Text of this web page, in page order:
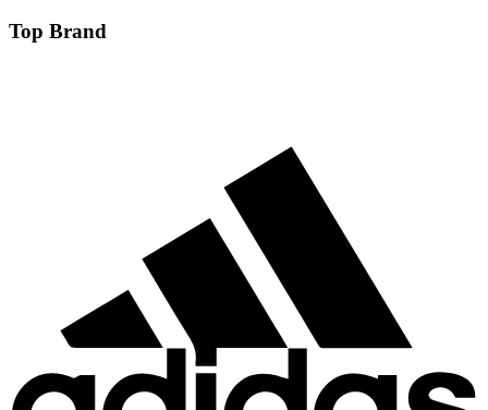
Top Brand